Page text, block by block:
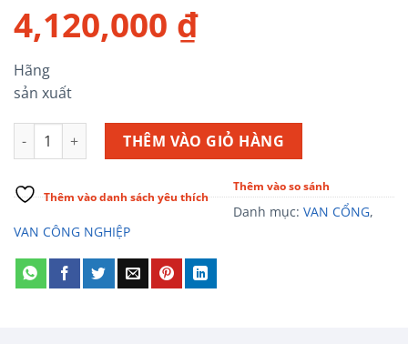
4,120,000 ₫
Hãng
sản xuất
Van cổng ty nổi Shinyi DN100-RRHX số lượng
THÊM VÀO GIỎ HÀNG
Thêm vào danh sách yêu thích
Thêm vào so sánh
Danh mục: VAN CỔNG,
VAN CÔNG NGHIỆP